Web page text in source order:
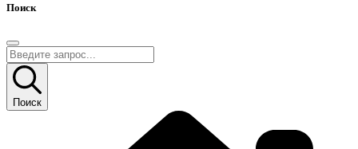
Поиск
Поиск